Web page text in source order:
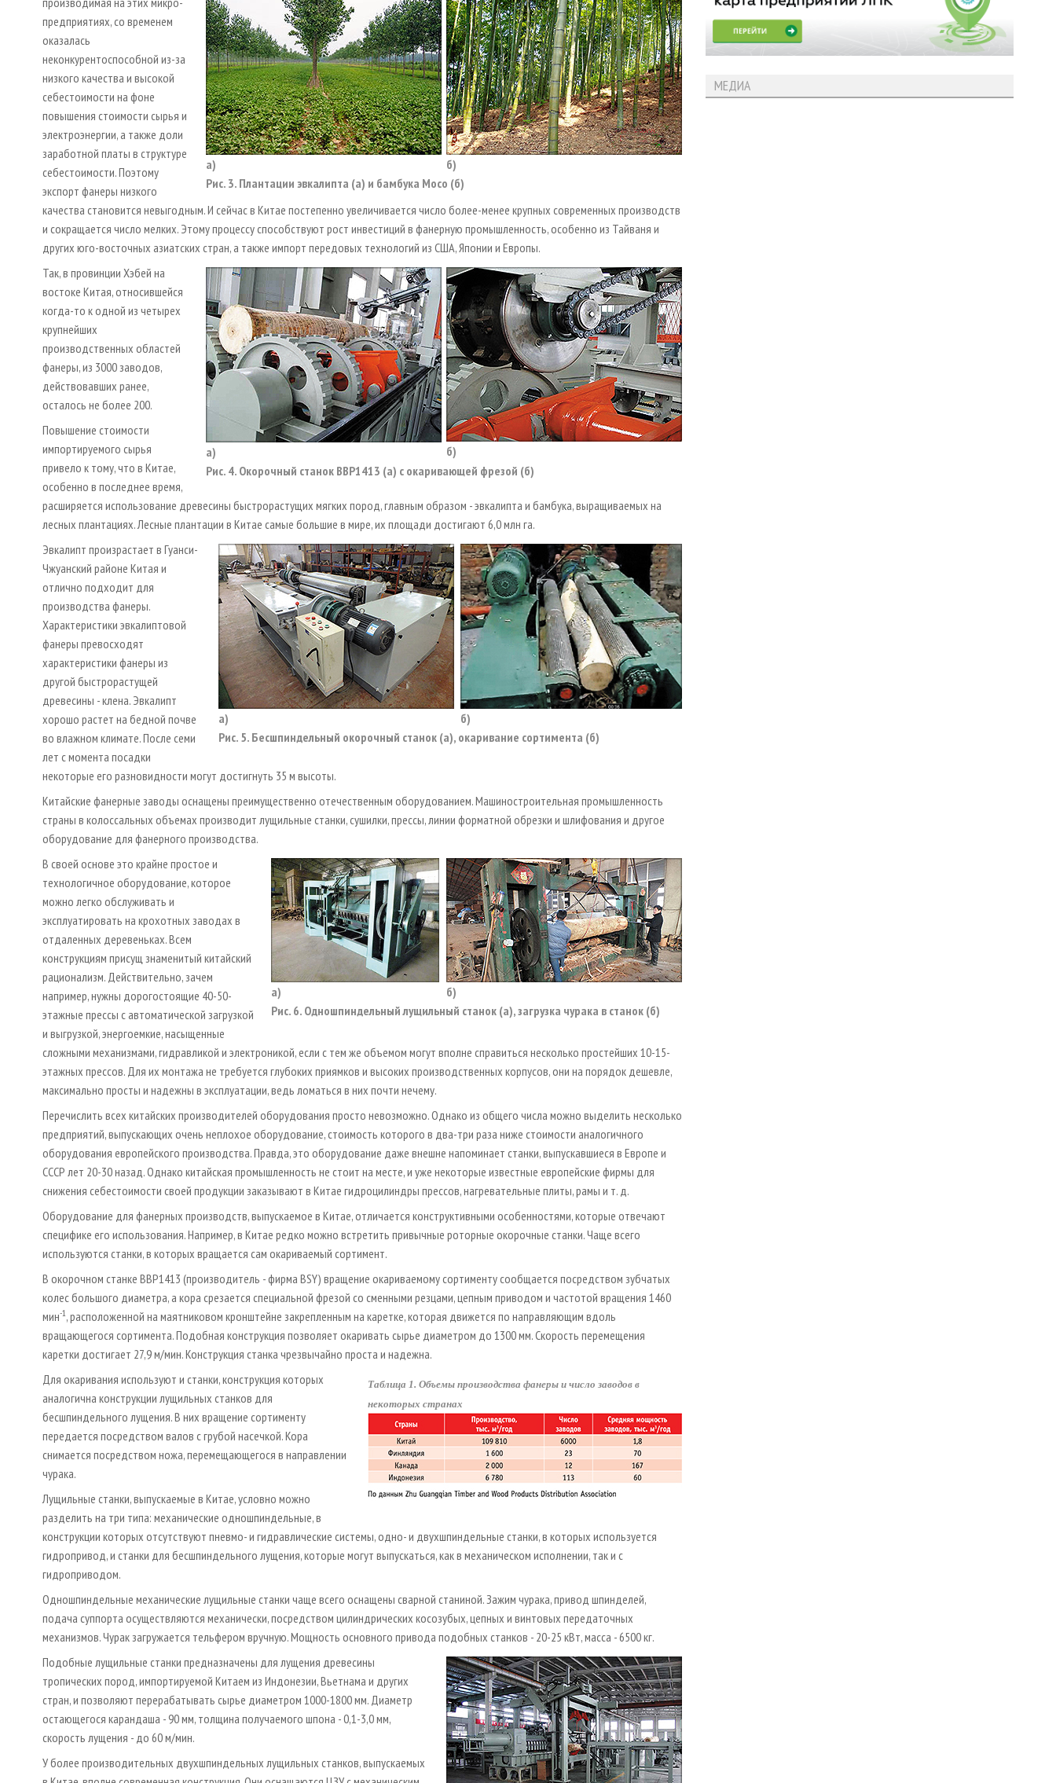
б)
а)
Рис. 3. Плантации эвкалипта (а) и бамбука Мосо (б)
предприятиях, со временем
оказалась
неконкурентоспособной из-за
низкого качества и высокой
себестоимости на фоне
повышения стоимости сырья и
электроэнергии, а также доли
заработной платы в структуре
себестоимости. Поэтому
экспорт фанеры низкого
качества становится невыгодным. И сейчас в Китае постепенно увеличивается число более-менее крупных современных производств
и сокращается число мелких. Этому процессу способствуют рост инвестиций в фанерную промышленность, особенно из Тайваня и
других юго-восточных азиатских стран, а также импорт передовых технологий из США, Японии и Европы.
б)
а)
Рис. 4. Окорочный станок BBP1413 (а) с окаривающей фрезой (б)
Так, в провинции Хэбей на
востоке Китая, относившейся
когда-то к одной из четырех
крупнейших
производственных областей
фанеры, из 3000 заводов,
действовавших ранее,
осталось не более 200.
Повышение стоимости
импортируемого сырья
привело к тому, что в Китае,
особенно в последнее время,
расширяется использование древесины быстрорастущих мягких пород, главным образом - эвкалипта и бамбука, выращиваемых на
лесных плантациях. Лесные плантации в Китае самые большие в мире, их площади достигают 6,0 млн га.
б)
а)
Рис. 5. Бесшпиндельный окорочный станок (а), окаривание сортимента (б)
Эвкалипт произрастает в Гуанси-
Чжуанский районе Китая и
отлично подходит для
производства фанеры.
Характеристики эвкалиптовой
фанеры превосходят
характеристики фанеры из
другой быстрорастущей
древесины - клена. Эвкалипт
хорошо растет на бедной почве
во влажном климате. После семи
лет с момента посадки
некоторые его разновидности могут достигнуть 35 м высоты.
Китайские фанерные заводы оснащены преимущественно отечественным оборудованием. Машиностроительная промышленность
страны в колоссальных объемах производит лущильные станки, сушилки, прессы, линии форматной обрезки и шлифования и другое
оборудование для фанерного производства.
б)
а)
Рис. 6. Одношпиндельный лущильный станок (а), загрузка чурака в станок (б)
В своей основе это крайне простое и
технологичное оборудование, которое
можно легко обслуживать и
эксплуатировать на крохотных заводах в
отдаленных деревеньках. Всем
конструкциям присущ знаменитый китайский
рационализм. Действительно, зачем
например, нужны дорогостоящие 40-50-
этажные прессы с автоматической загрузкой
и выгрузкой, энергоемкие, насыщенные
сложными механизмами, гидравликой и электроникой, если с тем же объемом могут вполне справиться несколько простейших 10-15-
этажных прессов. Для их монтажа не требуется глубоких приямков и высоких производственных корпусов, они на порядок дешевле,
максимально просты и надежны в эксплуатации, ведь ломаться в них почти нечему.
Перечислить всех китайских производителей оборудования просто невозможно. Однако из общего числа можно выделить несколько
предприятий, выпускающих очень неплохое оборудование, стоимость которого в два-три раза ниже стоимости аналогичного
оборудования европейского производства. Правда, это оборудование даже внешне напоминает станки, выпускавшиеся в Европе и
СССР лет 20-30 назад. Однако китайская промышленность не стоит на месте, и уже некоторые известные европейские фирмы для
снижения себестоимости своей продукции заказывают в Китае гидроцилиндры прессов, нагревательные плиты, рамы и т. д.
Оборудование для фанерных производств, выпускаемое в Китае, отличается конструктивными особенностями, которые отвечают
специфике его использования. Например, в Китае редко можно встретить привычные роторные окорочные станки. Чаще всего
используются станки, в которых вращается сам окариваемый сортимент.
В окорочном станке BBP1413 (производитель - фирма BSY) вращение окариваемому сортименту сообщается посредством зубчатых
колес большого диаметра, а кора срезается специальной фрезой со сменными резцами, цепным приводом и частотой вращения 1460
мин-1 , расположенной на маятниковом кронштейне закрепленным на каретке, которая движется по направляющим вдоль
вращающегося сортимента. Подобная конструкция позволяет окаривать сырье диаметром до 1300 мм. Скорость перемещения
каретки достигает 27,9 м/мин. Конструкция станка чрезвычайно проста и надежна.
Таблица 1. Объемы производства фанеры и число заводов в
некоторых странах
Для окаривания используют и станки, конструкция которых
аналогична конструкции лущильных станков для
бесшпиндельного лущения. В них вращение сортименту
передается посредством валов с грубой насечкой. Кора
снимается посредством ножа, перемещающегося в направлении
чурака.
Лущильные станки, выпускаемые в Китае, условно можно
разделить на три типа: механические одношпиндельные, в
конструкции которых отсутствуют пневмо- и гидравлические системы, одно- и двухшпиндельные станки, в которых используется
гидропривод, и станки для бесшпиндельного лущения, которые могут выпускаться, как в механическом исполнении, так и с
гидроприводом.
Одношпиндельные механические лущильные станки чаще всего оснащены сварной станиной. Зажим чурака, привод шпинделей,
подача суппорта осуществляются механически, посредством цилиндрических косозубых, цепных и винтовых передаточных
механизмов. Чурак загружается тельфером вручную. Мощность основного привода подобных станков - 20-25 кВт, масса - 6500 кг.
Подобные лущильные станки предназначены для лущения древесины
тропических пород, импортируемой Китаем из Индонезии, Вьетнама и других
стран, и позволяют перерабатывать сырье диаметром 1000-1800 мм. Диаметр
остающегося карандаша - 90 мм, толщина получаемого шпона - 0,1-3,0 мм,
скорость лущения - до 60 м/мин.
У более производительных двухшпиндельных лущильных станков, выпускаемых
МЕДИА